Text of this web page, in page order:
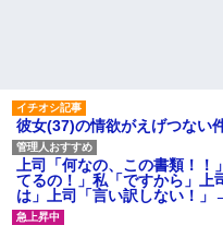
【驚愕】 社長「役立たずの中
年社員解雇したら若手もみんな
辞めてしまった…」
ハードオフに売っていた4万
4000円のフィギュアがヤバす
るｗｗｗｗｗｗ「こんな高い
の？ｗｗ」「逆に超安い」
彼女(37)の情欲がえげつない
上司「何なの、この書類！
てるの！」私「ですから」上
は」上司「言い訳しない！」